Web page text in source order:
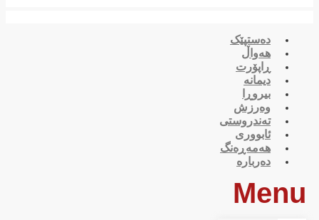
دەستپێک
هەواڵ
ڕاپۆرت
دیمانە
بیروڕا
وەرزش
تەندروستی
ئابووری
هەمەڕەنگ
دەربارە
Menu